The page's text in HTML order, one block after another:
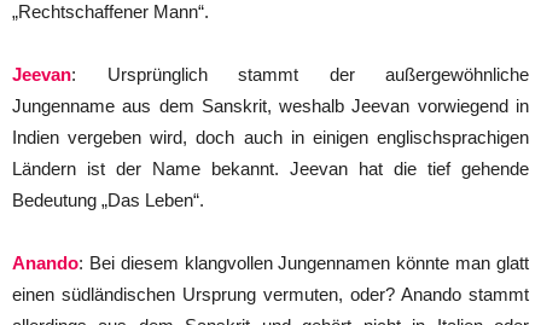
„Rechtschaffener Mann“.
Jeevan: Ursprünglich stammt der außergewöhnliche
Jungenname aus dem Sanskrit, weshalb Jeevan vorwiegend in
Indien vergeben wird, doch auch in einigen englischsprachigen
Ländern ist der Name bekannt. Jeevan hat die tief gehende
Bedeutung „Das Leben“.
Anando: Bei diesem klangvollen Jungennamen könnte man glatt
einen südländischen Ursprung vermuten, oder? Anando stammt